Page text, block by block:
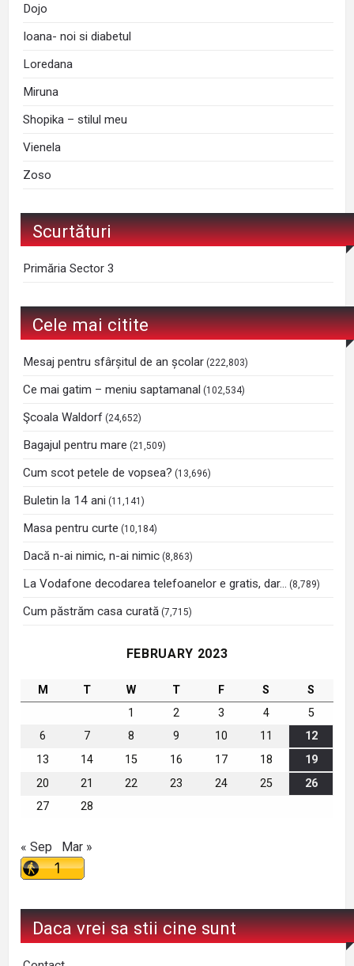
Dojo
Ioana- noi si diabetul
Loredana
Miruna
Shopika – stilul meu
Vienela
Zoso
Scurtături
Primăria Sector 3
Cele mai citite
Mesaj pentru sfârșitul de an școlar (222,803)
Ce mai gatim – meniu saptamanal (102,534)
Şcoala Waldorf (24,652)
Bagajul pentru mare (21,509)
Cum scot petele de vopsea? (13,696)
Buletin la 14 ani (11,141)
Masa pentru curte (10,184)
Dacă n-ai nimic, n-ai nimic (8,863)
La Vodafone decodarea telefoanelor e gratis, dar… (8,789)
Cum păstrăm casa curată (7,715)
FEBRUARY 2023
M T W T F S
S
1
2 3 4
5
6
7 8 9 10 11
12
13
14 15 16 17 18
19
20
21 22 23 24 25
26
27
28
« Sep Mar »
Daca vrei sa stii cine sunt